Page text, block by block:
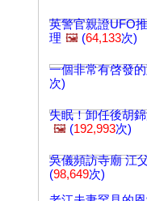
英警官親證UFO
理 🖼️ (64,133次)
一個非常有啓發
次)
失眠！卸任後胡
🖼️ (192,993次)
吳儀頻訪寺廟 江
(98,649次)